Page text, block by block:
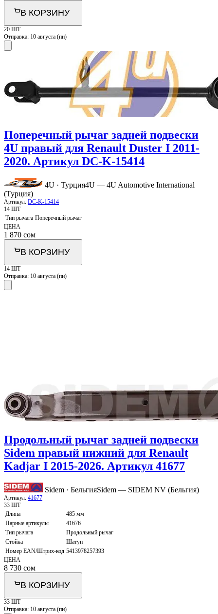
В КОРЗИНУ
20 ШТ
Отправка: 10 августа (пн)
Поперечный рычаг задней подвески
4U правый для Renault Duster I 2011-
2020. Артикул DC-K-15414
4U · Турция4U — 4U Automotive International
(Турция)
Артикул: DC-K-15414
14 ШТ
Тип рычага Поперечный рычаг
ЦЕНА
1 870 сом
В КОРЗИНУ
14 ШТ
Отправка: 10 августа (пн)
Продольный рычаг задней подвески
Sidem правый нижний для Renault
Kadjar I 2015-2026. Артикул 41677
Sidem · БельгияSidem — SIDEM NV (Бельгия)
Артикул: 41677
33 ШТ
Длина
485 мм
Парные артикулы
41676
Тип рычага
Продольный рычаг
Стойка
Шатун
Номер EAN/Штрих-код 5413978257393
ЦЕНА
8 730 сом
В КОРЗИНУ
33 ШТ
Отправка: 10 августа (пн)